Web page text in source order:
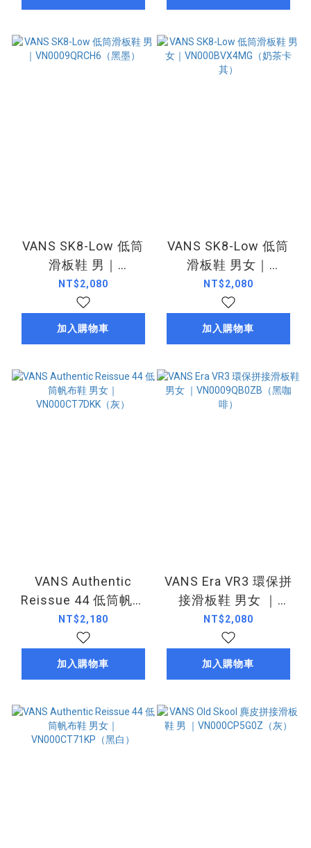
VANS SK8-Low 低筒
滑板鞋 男｜
VN0009QRCH6（黑
墨）
NT$2,080
加入購物車
VANS SK8-Low 低筒
滑板鞋 男女｜
VN000BVX4MG（奶
茶卡其）
NT$2,080
加入購物車
VANS Authentic
Reissue 44 低筒帆布
鞋 男女｜
VN000CT7DKK（灰）
NT$2,180
加入購物車
VANS Era VR3 環保拼
接滑板鞋 男女 ｜
VN0009QB0ZB（黑咖
啡）
NT$2,080
加入購物車